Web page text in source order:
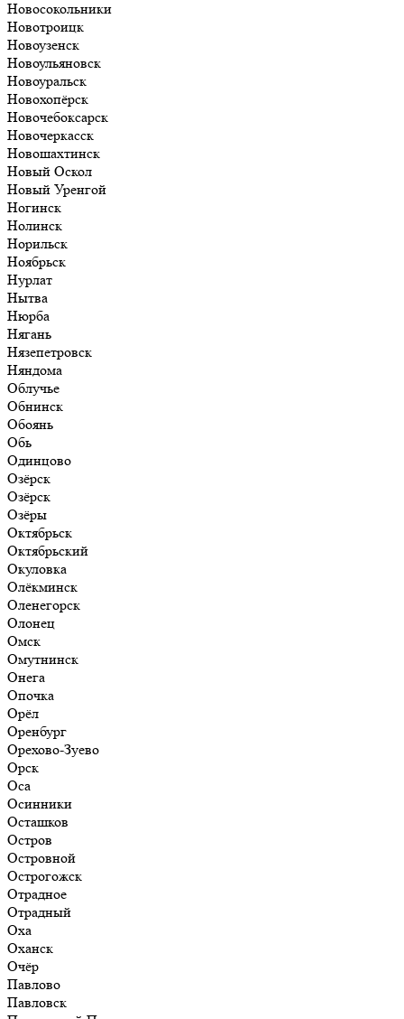
Новосокольники
Новотроицк
Новоузенск
Новоульяновск
Новоуральск
Новохопёрск
Новочебоксарск
Новочеркасск
Новошахтинск
Новый Оскол
Новый Уренгой
Ногинск
Нолинск
Норильск
Ноябрьск
Нурлат
Нытва
Нюрба
Нягань
Нязепетровск
Няндома
Облучье
Обнинск
Обоянь
Обь
Одинцово
Озёрск
Озёрск
Озёры
Октябрьск
Октябрьский
Окуловка
Олёкминск
Оленегорск
Олонец
Омск
Омутнинск
Онега
Опочка
Орёл
Оренбург
Орехово-Зуево
Орск
Оса
Осинники
Осташков
Остров
Островной
Острогожск
Отрадное
Отрадный
Оха
Оханск
Очёр
Павлово
Павловск